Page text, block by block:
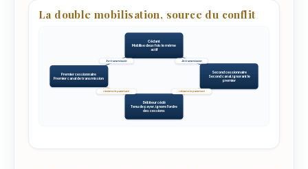
La double mobilisation, source du conflit
Cédant
Mobilise deux fois le même
actif
Premier cessionnaire
Premier canal de transmission
Second cessionnaire
Second canal, ignorant le
premier
Débiteur cédé
Tenu de payer, ignore l'ordre
des cessions
1re transmission 2e transmission
réclame le paiement réclame le paiement